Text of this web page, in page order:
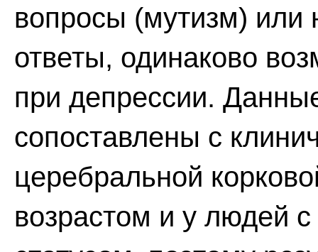
вопросы (мутизм) или
ответы, одинаково
при депрессии.
сопоставлены с
церебральной
возрастом и у людей